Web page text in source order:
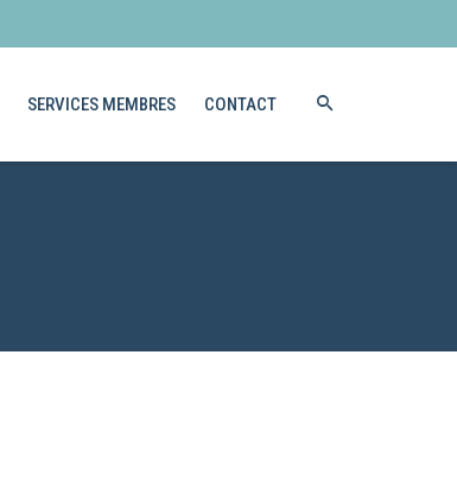
SERVICES MEMBRES CONTACT